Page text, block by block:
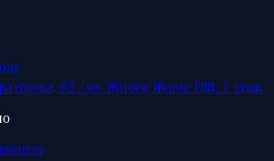
62 / ул. Жибек Жолы 188, 1 этаж